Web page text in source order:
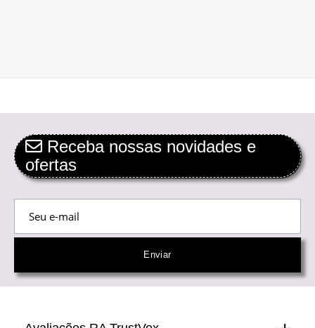
Receba nossas novidades e
ofertas